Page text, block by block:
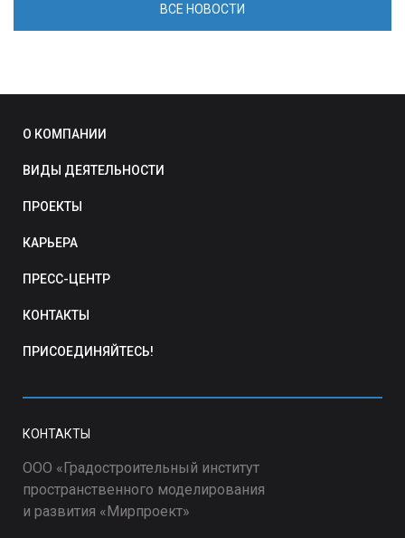
ВСЕ НОВОСТИ
О КОМПАНИИ
ВИДЫ ДЕЯТЕЛЬНОСТИ
ПРОЕКТЫ
КАРЬЕРА
ПРЕСС-ЦЕНТР
КОНТАКТЫ
ПРИСОЕДИНЯЙТЕСЬ!
КОНТАКТЫ
ООО «Градостроительный институт
пространственного моделирования
и развития «Мирпроект»